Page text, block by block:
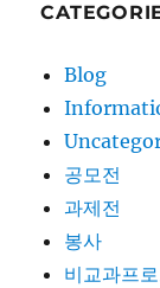
Blog
공모전
과제전
봉사
비교과프